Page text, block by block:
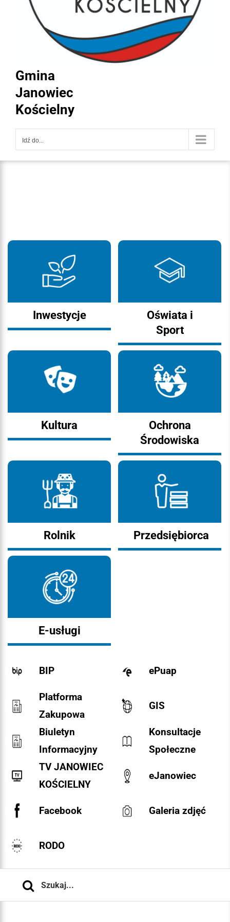
Gmina
Janowiec
Kościelny
Idź do...
Inwestycje
Oświata i
Sport
Kultura
Ochrona
Środowiska
Rolnik Przedsiębiorca
E-usługi
BIP ePuap
Platforma
Zakupowa
GIS
Biuletyn
Informacyjny
Konsultacje
Społeczne
TV JANOWIEC
KOŚCIELNY
eJanowiec
Facebook Galeria zdjęć
RODO